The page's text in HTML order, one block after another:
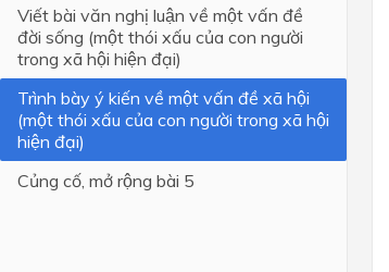
Lớp 5
Lớp 4
Lớp 3
Lớp 1
Viết bài văn nghị luận về một vấn đề
đời sống (một thói xấu của con người
trong xã hội hiện đại)
Trình bày ý kiến về một vấn đề xã hội
(một thói xấu của con người trong xã hội
hiện đại)
Củng cố, mở rộng bài 5